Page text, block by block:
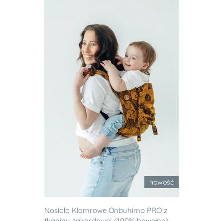
nowość
Nosidło Klamrowe Onbuhimo PRO z